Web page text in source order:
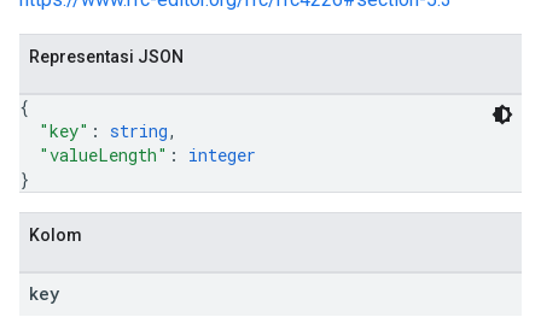
Representasi JSON
{
"key" : string,
"valueLength" : integer
}
Kolom
key